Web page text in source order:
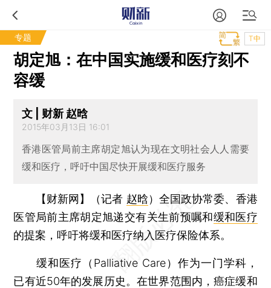
专题 T中
胡定旭：在中国实施缓和医疗刻不
容缓
文 | 财新 赵晗
2015年03月13日 16:01
香港医管局前主席胡定旭认为现在文明社会人人需要
缓和医疗，呼吁中国尽快开展缓和医疗服务
【财新网】（记者 赵晗） 全国政协常委、香港
医管局前主席胡定旭递交有关生前预嘱和缓和医疗
的提案，呼吁将缓和医疗纳入医疗保险体系。
缓和医疗（Palliative Care）作为一门学科，
已有近50年的发展历史。在世界范围内，癌症缓和